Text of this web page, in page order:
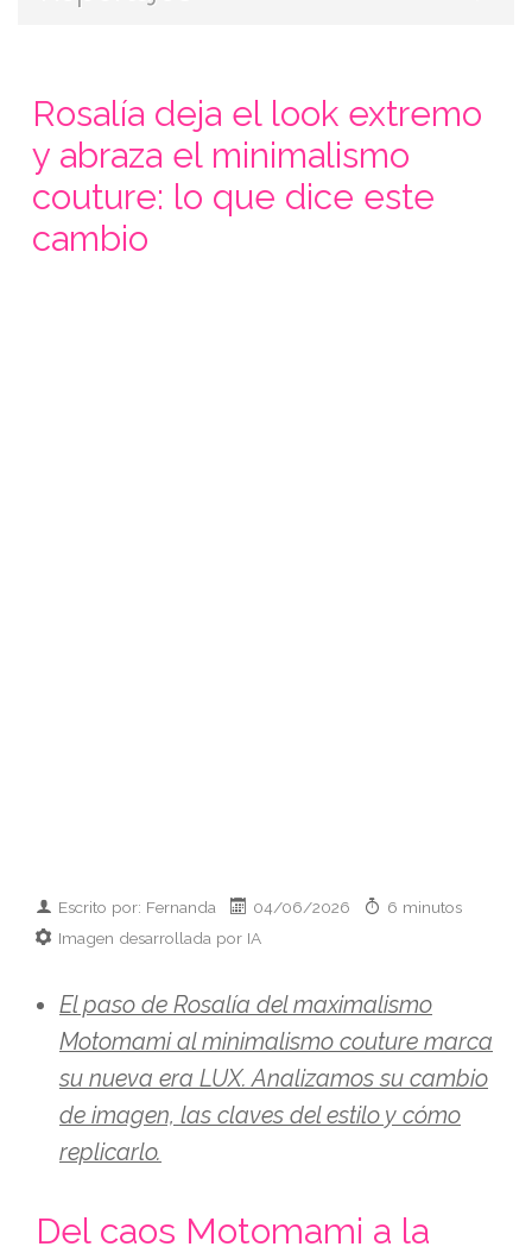
Rosalía deja el look extremo
y abraza el minimalismo
couture: lo que dice este
cambio
Escrito por: Fernanda 04/06/2026
6 minutos
Imagen desarrollada por IA
El paso de Rosalía del maximalismo
Motomami al minimalismo couture marca
su nueva era LUX. Analizamos su cambio
de imagen, las claves del estilo y cómo
replicarlo.
Del caos Motomami a la